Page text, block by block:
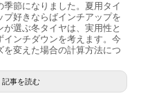
節になりました。夏用タイ
プ好きならばインチアップを
選ぶ冬タイヤは、実用性と
インチダウンを考えます。今
を変えた場合の計算方法につ
記事を読む